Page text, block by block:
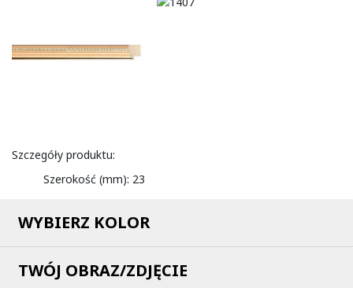
Szczegóły produktu:
Szerokość (mm): 23
WYBIERZ KOLOR
TWÓJ OBRAZ/ZDJĘCIE